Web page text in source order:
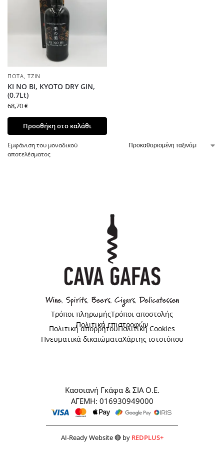
ΠΟΤΆ,ΤΖΊΝ
KI NO BI, KYOTO DRY GIN,
(0.7Lt)
68,70€
Προσθήκη στο καλάθι
Εμφάνιση του μοναδικού
αποτελέσματος
Τρόποι πληρωμήςΤρόποι αποστολής
Πολιτική επιστροφών
Πολιτική απορρήτουΠολιτική Cookies
Πνευματικά δικαιώματαΧάρτης ιστοτόπου
Κασσιανή Γκάφα & ΣΙΑ Ο.Ε.
ΑΓΕΜΗ: 016930949000
AI-Ready Website 🔴 by REDPLUS+